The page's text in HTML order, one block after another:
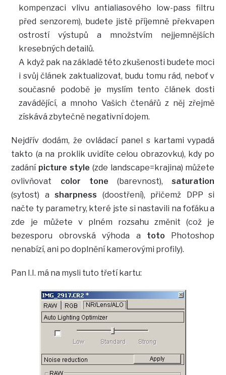
kompenzaci vlivu antialiasového low-pass filtru
před senzorem), budete jistě příjemně překvapen
ostrostí výstupů a množstvím nejjemnějších
kresebných detailů.
A když pak na základě této zkušenosti budete moci
i svůj článek zaktualizovat, budu tomu rád, neboť v
současné podobě je myslím tento článek dosti
zavádějící, a mnoho Vašich čtenářů z něj zřejmě
získává zbytečně negativní dojem.
Nejdřív dodám, že ovládací panel s kartami vypadá
takto (a na proklik uvidíte celou obrazovku), kdy po
zadání picture style (zde landscape=krajina) můžete
ovlivňovat color tone (barevnost),saturation
(sytost) asharpness (doostření), přičemž DPP si
načte ty parametry, které jste si nastavili na foťáku a
zde je můžete v plném rozsahu změnit (což je
bezesporu obrovská výhoda a toto Photoshop
nenabízí, ani po doplnění kamerovými profily).
Pan I.I. má na mysli tuto třetí kartu: